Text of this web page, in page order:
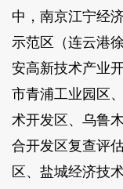
中，南京江宁经
示范区（连云港
安高新技术产业
市青浦工业园区
术开发区、乌鲁
合开发区复查评
区、盐城经济技